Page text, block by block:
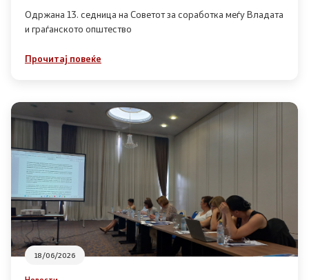
Контакт
Контакт
Линкови
Изјава за пристапност
Со еден клик до сите услуги
Одржана 13. седница на Советот за соработка меѓу Владата
и граѓанското општество
Прочитај повеќе
18/06/2026